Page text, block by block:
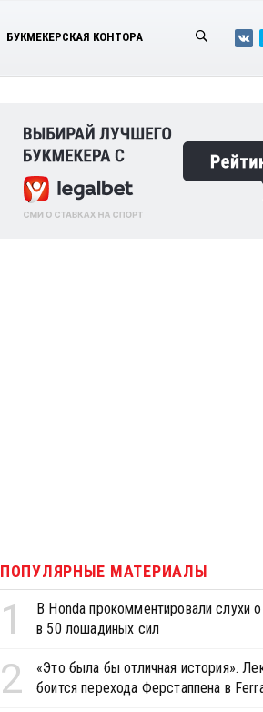
БУКМЕКЕРСКАЯ КОНТОРА
ПОПУЛЯРНЫЕ МАТЕРИАЛЫ
1
В Honda прокомментировали слухи
в 50 лошадиных сил
2
«Это была бы отличная история».
боится перехода Ферстаппена в